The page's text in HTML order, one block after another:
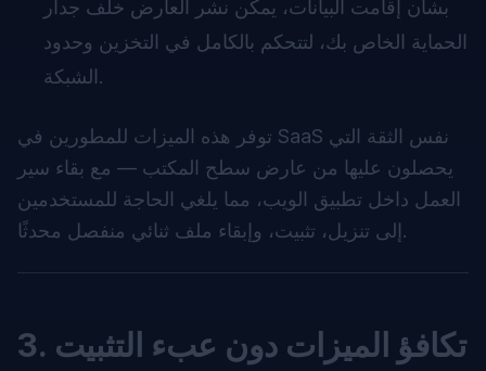
بشأن إقامت البيانات، يمكن نشر العارض خلف جدار
الحماية الخاص بك، لتتحكم بالكامل في التخزين وحدود
الشبكة.
توفر هذه الميزات للمطورين في SaaS نفس الثقة التي
يحصلون عليها من عارض سطح المكتب — مع بقاء سير
العمل داخل تطبيق الويب، مما يلغي الحاجة للمستخدمين
إلى تنزيل، تثبيت، وإبقاء ملف ثنائي منفصل محدثًا.
3. تكافؤ الميزات دون عبء التثبيت